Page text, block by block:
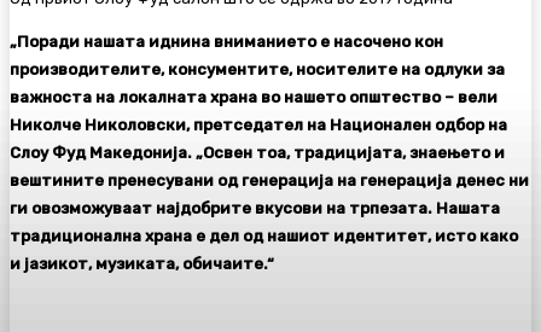
„Поради нашата иднина вниманието е насочено кон
производителите, консументите, носителите на одлуки за
важноста на локалната храна во нашето општество – вели
Николче Николовски, претседател на Национален одбор на
Слоу Фуд Македонија. „Освен тоа, традицијата, знаењето и
вештините пренесувани од генерација на генерација денес ни
ги овозможуваат најдобрите вкусови на трпезата. Нашата
традиционална храна е дел од нашиот идентитет, исто како
и јазикот, музиката, обичаите.“